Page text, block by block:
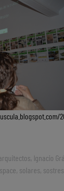
, Ignacio
, solares, sostres